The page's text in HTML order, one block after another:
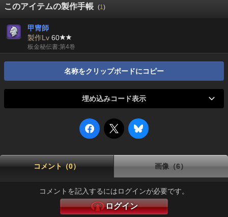
このアイテムの製作手帳 (1)
甲冑師
製作Lv 60
板金秘伝書:第4巻
名称をクリップボードにコピー
埋め込みコード表示
コメント（0） 画像（6）
コメントを記入するにはログインが必要です。
ログイン